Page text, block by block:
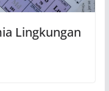
Lingkungan